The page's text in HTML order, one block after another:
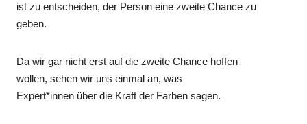
ist zu entscheiden, der Person eine zweite Chance zu
geben.
Da wir gar nicht erst auf die zweite Chance hoffen
wollen, sehen wir uns einmal an, was
Expert*innen über die Kraft der Farben sagen.